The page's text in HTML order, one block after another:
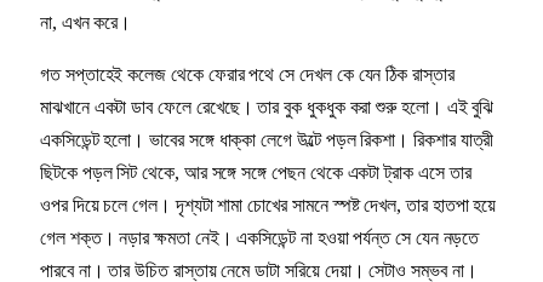
না, এখন করে।
গত সপ্তাহেই কলেজ থেকে ফেরার পথে সে দেখল কে যেন ঠিক রাস্তার
মাঝখানে একটা ডাব ফেলে রেখেছে। তার বুক ধুকধুক করা শুরু হলো। এই বুঝি
একসিডেন্ট হলো। ভাবের সঙ্গে ধাক্কা লেগে উল্টে পড়ল রিকশা। রিকশার যাত্রী
ছিটকে পড়ল সিট থেকে, আর সঙ্গে সঙ্গে পেছন থেকে একটা ট্রাক এসে তার
ওপর দিয়ে চলে গেল। দৃশ্যটা শামা চোখের সামনে স্পষ্ট দেখল, তার হাতপা হয়ে
গেল শক্ত। নড়ার ক্ষমতা নেই। একসিডেন্ট না হওয়া পর্যন্ত সে যেন নড়তে
পারবে না। তার উচিত রাস্তায় নেমে ডাটা সরিয়ে দেয়া। সেটাও সম্ভব না।